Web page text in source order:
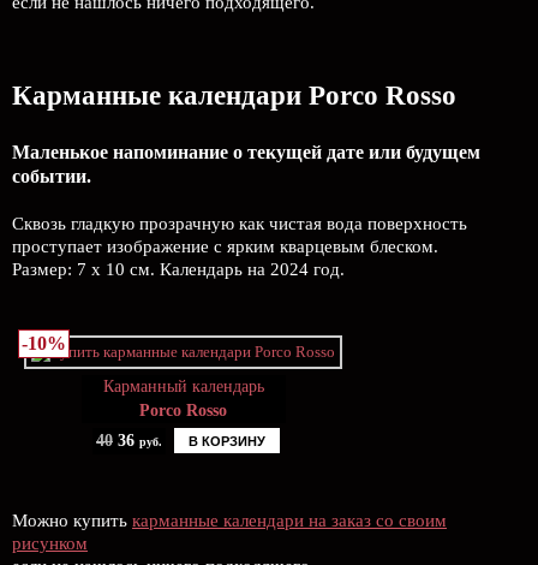
Карманные календари Porco Rosso
Маленькое напоминание о текущей дате или будущем
событии.
Сквозь гладкую прозрачную как чистая вода поверхность
проступает изображение с ярким кварцевым блеском.
Размер: 7 х 10 см. Календарь на 2024 год.
-10%
Карманный календарь
Porco Rosso
40 36 руб. В КОРЗИНУ
Можно купить карманные календари на заказ со своим
рисунком